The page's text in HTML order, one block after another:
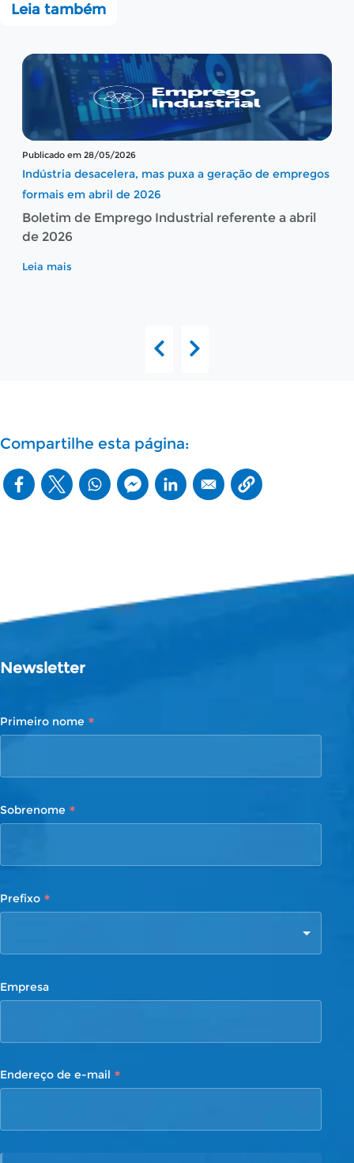
Leia também
Publicado em 28/05/2026
Indústria desacelera, mas puxa a geração de empregos
formais em abril de 2026
Boletim de Emprego Industrial referente a abril
de 2026
Leia mais
Compartilhe esta página:
Newsletter
Primeiro nome *
Sobrenome *
Prefixo *
Empresa
Endereço de e-mail *